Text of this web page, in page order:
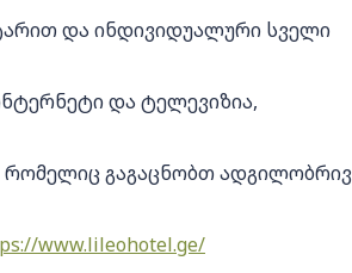
და ინდივიდუალური სველი
და ტელევიზია,
რომელიც გაგაცნობთ ადგილობრივ
www.lileohotel.ge/